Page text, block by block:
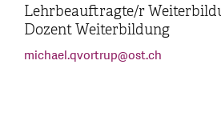
Lehrbeauftragte/r
Dozent Weiterbildung
michael.qvortrup@ost.ch